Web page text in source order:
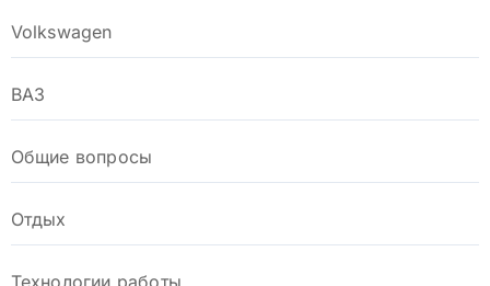
Volkswagen
ВАЗ
Общие вопросы
Отдых